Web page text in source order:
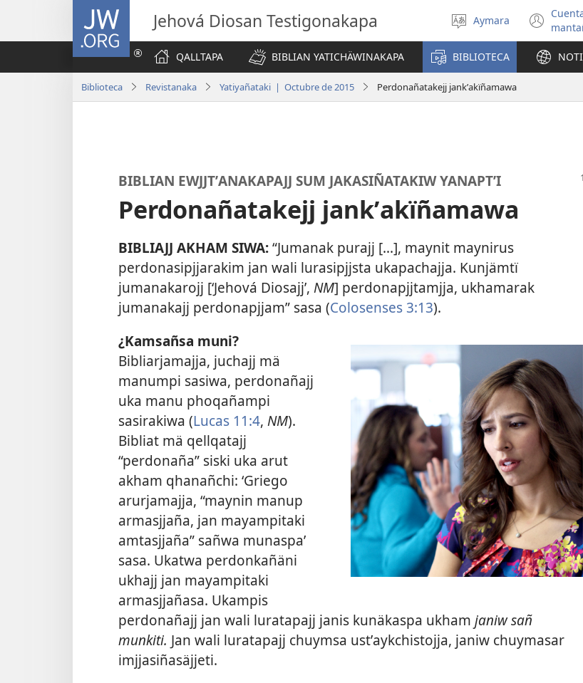
JW.ORG
Jehová Diosan Testigonakapa
Select
language
Aymara
QALLTAPA BIBLIAN YATICHÄWINAKAPA BIBLIOTECA
Biblioteca Revistanaka Yatiyañataki | Octubre de 2015 Perdonañatakejj jankʼakïñamawa
BIBLIAN EWJJTʼANAKAPAJJ SUM JAKASIÑATAKIW YANAPTʼI
Perdonañatakejj jankʼakïñamawa
BIBLIAJJ AKHAM SIWA:“Jumanak purajj [...], maynit maynirus
perdonasipjjarakim jan wali lurasipjjsta ukapachajja. Kunjämtï
jumanakarojj [‘Jehová Diosajj’, NM] perdonapjjtamjja, ukhamarak
jumanakajj perdonapjjam” sasa (Colosenses 3:13).
¿Kamsañsa muni?
Bibliarjamajja, juchajj mä
manumpi sasiwa, perdonañajj
uka manu phoqañampi
sasirakiwa (Lucas 11:4, NM).
Bibliat mä qellqatajj
“perdonaña” siski uka arut
akham qhanañchi: ‘Griego
arurjamajja, “maynin manup
armasjjaña, jan mayampitaki
amtasjjaña” sañwa munaspa’
sasa. Ukatwa perdonkañäni
ukhajj jan mayampitaki
armasjjañasa. Ukampis
perdonañajj jan wali luratapajj janis kunäkaspa ukham janiw sañ
munkiti. Jan wali luratapajj chuymsa ustʼaykchistojja, janiw chuymasar
imjjasiñasäjjeti.